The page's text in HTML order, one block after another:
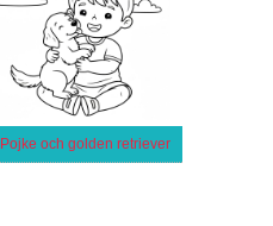
Pojke och golden retriever